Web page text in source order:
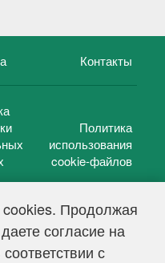
cookies. Продолжая
согласие на
с
Контакты
Политика
использования
cookie-файлов
г.
№ ФС 77-39848, выдано